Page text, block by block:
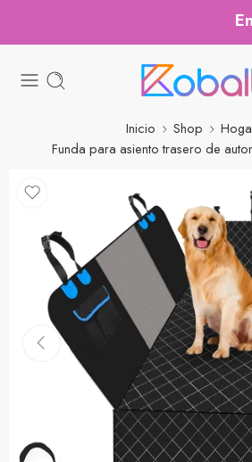
Inicio Shop
Funda para asiento trasero de